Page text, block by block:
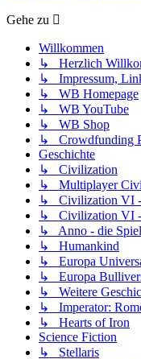
Gehe zu
Willkommen
↳ Herzlich
↳ Impressum,
↳ WB Homepage
↳ WB YouTube
↳ WB Shop
↳ Crowdfunding
Geschichte
↳ Civilization
↳ Multiplayer
↳ Civilization VI -
↳ Civilization VI -
↳ Anno - die
↳ Humankind
↳ Europa
↳ Europa
↳ Weitere
↳ Imperator:
↳ Hearts of Iron
Science Fiction
↳ Stellaris